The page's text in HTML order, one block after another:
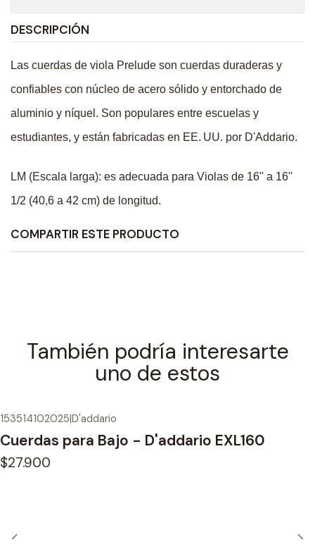
DESCRIPCIÓN
Las cuerdas de viola Prelude son cuerdas duraderas y
confiables con núcleo de acero sólido y entorchado de
aluminio y níquel. Son populares entre escuelas y
estudiantes, y están fabricadas en EE. UU. por D'Addario.
LM (Escala larga): es adecuada para Violas de 16'' a 16''
1/2 (40,6 a 42 cm) de longitud.
COMPARTIR ESTE PRODUCTO
También podría interesarte
uno de estos
153514102025|D'addario
Cuerdas para Bajo - D'addario EXL160
$27.900